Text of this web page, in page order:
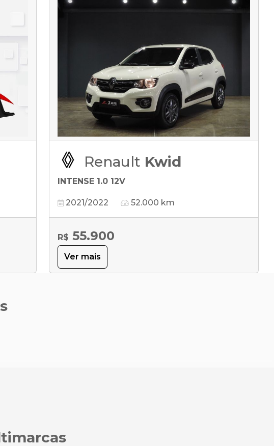
Renault Kwid
INTENSE 1.0 12V
2021/2022 52.000 km
R$ 55.900
Ver mais